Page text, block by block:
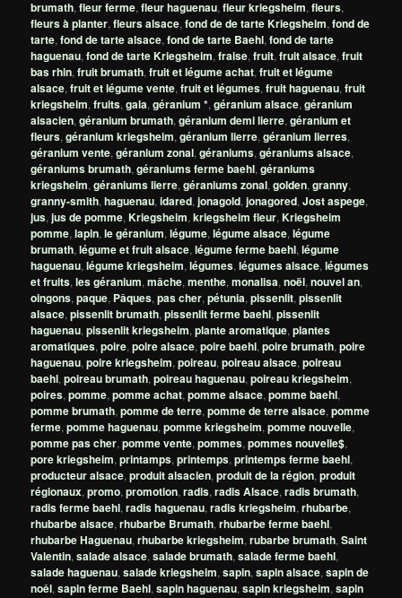
brumath,fleur ferme,fleur haguenau,fleur kriegsheim,fleurs,
fleurs à planter,fleurs alsace,fond de de tarte Kriegsheim,fond de
tarte,fond de tarte alsace,fond de tarte Baehl,fond de tarte
haguenau,fond de tarte Kriegsheim,fraise,fruit,fruit alsace,fruit
bas rhin,fruit brumath,fruit et légume achat,fruit et légume
alsace,fruit et légume vente,fruit et légumes,fruit haguenau,fruit
kriegsheim,fruits,gala,géranium *,géranium alsace,géranium
alsacien,géranium brumath,géranium demi lierre,géranium et
fleurs,géranium kriegsheim,géranium lierre,géranium lierres,
géranium vente,géranium zonal,géraniums,géraniums alsace,
géraniums brumath,géraniums ferme baehl,géraniums
kriegsheim,géraniums lierre,géraniums zonal,golden,granny,
granny-smith,haguenau,idared,jonagold,jonagored,Jost aspege,
jus,jus de pomme,Kriegsheim,kriegsheim fleur,Kriegsheim
pomme,lapin,le géranium,légume,légume alsace,légume
brumath,légume et fruit alsace,légume ferme baehl,légume
haguenau,légume kriegsheim,légumes,légumes alsace,légumes
et fruits,les géranium,mâche,menthe,monalisa,noël,nouvel an,
oingons,paque, Pâques,pas cher,pétunia,pissenlit,pissenlit
alsace,pissenlit brumath,pissenlit ferme baehl,pissenlit
haguenau,pissenlit kriegsheim,plante aromatique,plantes
aromatiques,poire,poire alsace,poire baehl,poire brumath,poire
haguenau,poire kriegsheim,poireau,poireau alsace,poireau
baehl,poireau brumath,poireau haguenau,poireau kriegsheim,
poires,pomme,pomme achat,pomme alsace,pomme baehl,
pomme brumath,pomme de terre,pomme de terre alsace,pomme
ferme,pomme haguenau,pomme kriegsheim,pomme nouvelle,
pomme pas cher,pomme vente,pommes,pommes nouvelle$,
pore kriegsheim,printamps,printemps,printemps ferme baehl,
producteur alsace,produit alsacien,produit de la région,produit
régionaux,promo,promotion,radis,radis Alsace,radis brumath,
radis ferme baehl,radis haguenau,radis kriegsheim,rhubarbe,
rhubarbe alsace,rhubarbe Brumath,rhubarbe ferme baehl,
rhubarbe Haguenau,rhubarbe kriegsheim,rubarbe brumath,Saint
Valentin,salade alsace,salade brumath,salade ferme baehl,
salade haguenau,salade kriegsheim,sapin,sapin alsace,sapin de
noêl,sapin ferme Baehl,sapin haguenau,sapin kriegsheim,sapin